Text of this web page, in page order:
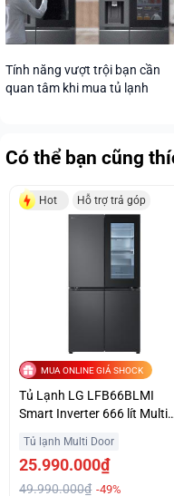
Tính năng vượt trội bạn cần
quan tâm khi mua tủ lạnh
Có thể bạn cũng
Hot Hỗ trợ trả góp
MUA ONLINE GIÁ SHOCK
Tủ Lạnh LG LFB66BLMI
Smart Inverter 666 lít Multi
Tủ lạnh Multi Door
25.990.000₫
49.990.000₫ -49%